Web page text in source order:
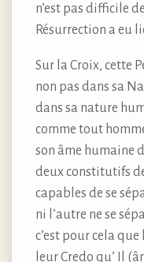
n’est pas difficile
Résurrection a eu
Sur la Croix, cette
non pas dans sa
dans sa nature
comme tout
son âme humaine
deux constitutifs
capables de se
ni l’autre ne se
c’est pour cela
leur Credo qu’ Il